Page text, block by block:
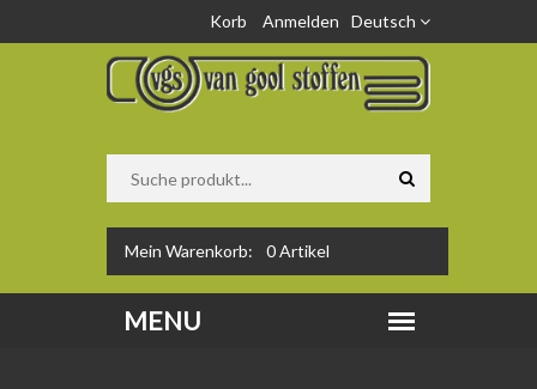
Deutsch
Korb Anmelden
Mein Warenkorb: 0Artikel